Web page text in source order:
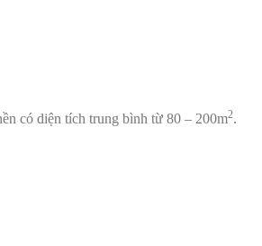
có diện tích trung bình từ 80 – 200m2.